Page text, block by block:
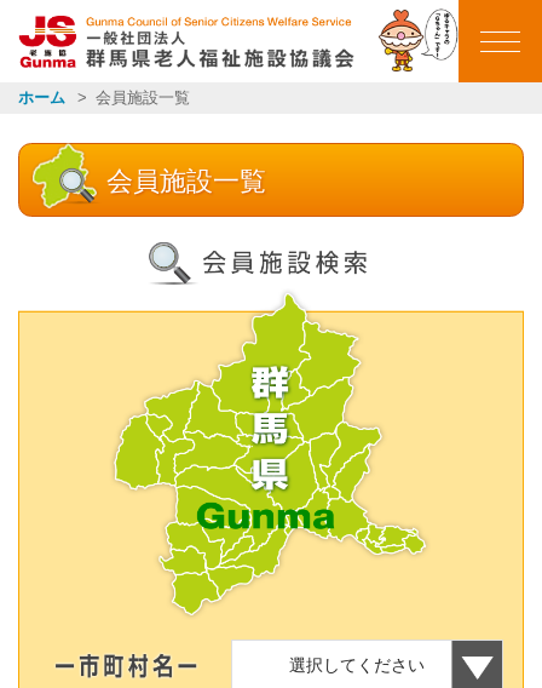
群馬県老人福祉施設
ホーム 会員施設一覧
会員施設一覧
選択してください
ごあいさつ
会員施設一覧
イベント報告
お知らせ一覧